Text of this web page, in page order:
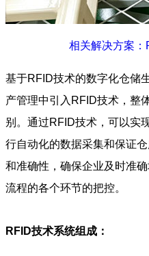
相关解决方案
基于RFID技术的数字化仓储
产管理中引入RFID技术，整
别。通过RFID技术，可以实
行自动化的数据采集和保证
和准确性，确保企业及时准
流程的各个环节的把控。
RFID技术系统组成：